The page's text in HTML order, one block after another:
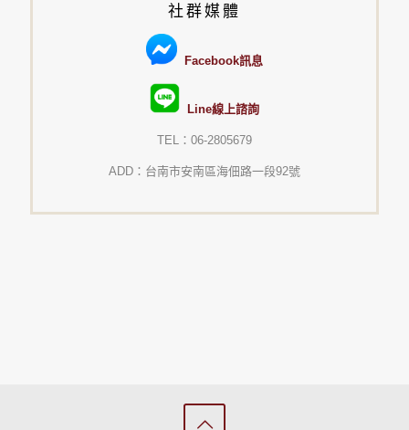
社群媒體
Facebook訊息
Line線上諮詢
TEL：06-2805679
ADD：台南市安南區海佃路一段92號